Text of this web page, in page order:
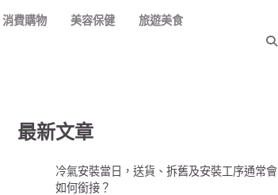
消費購物 美容保健 旅遊美食
最新文章
冷氣安裝當日，送貨、拆舊及安裝工序通常會
如何銜接？